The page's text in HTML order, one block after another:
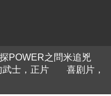
POWER之問米追兇
武士，正片
喜剧片，